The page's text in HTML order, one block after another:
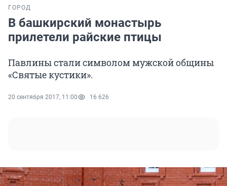
ГОРОД
В башкирский монастырь
прилетели райские птицы
Павлины стали символом мужской общины
«Святые кустики».
20 сентября 2017, 11:00 16 626